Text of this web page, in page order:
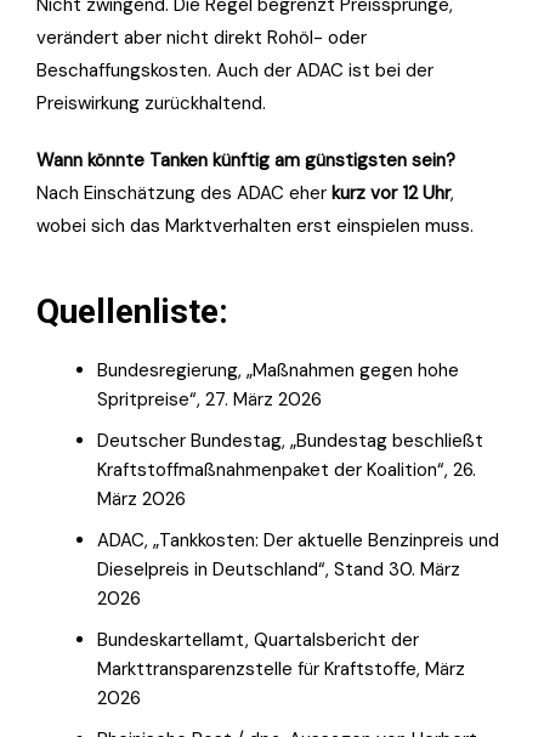
Nicht zwingend. Die Regel begrenzt Preissprünge,
verändert aber nicht direkt Rohöl- oder
Beschaffungskosten. Auch der ADAC ist bei der
Preiswirkung zurückhaltend.
Wann könnte Tanken künftig am günstigsten sein?
Nach Einschätzung des ADAC eher kurz vor 12 Uhr,
wobei sich das Marktverhalten erst einspielen muss.
Quellenliste:
Bundesregierung, „Maßnahmen gegen hohe
Spritpreise“, 27. März 2026
Deutscher Bundestag, „Bundestag beschließt
Kraftstoffmaßnahmenpaket der Koalition“, 26.
März 2026
ADAC, „Tankkosten: Der aktuelle Benzinpreis und
Dieselpreis in Deutschland“, Stand 30. März
2026
Bundeskartellamt, Quartalsbericht der
Markttransparenzstelle für Kraftstoffe, März
2026